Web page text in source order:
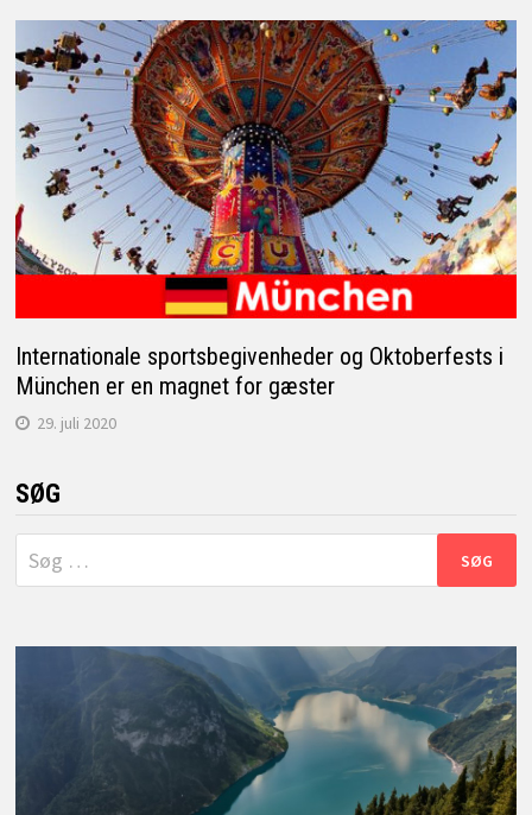
Internationale sportsbegivenheder og Oktoberfests i
München er en magnet for gæster
29. juli 2020
SØG
Søg
efter: